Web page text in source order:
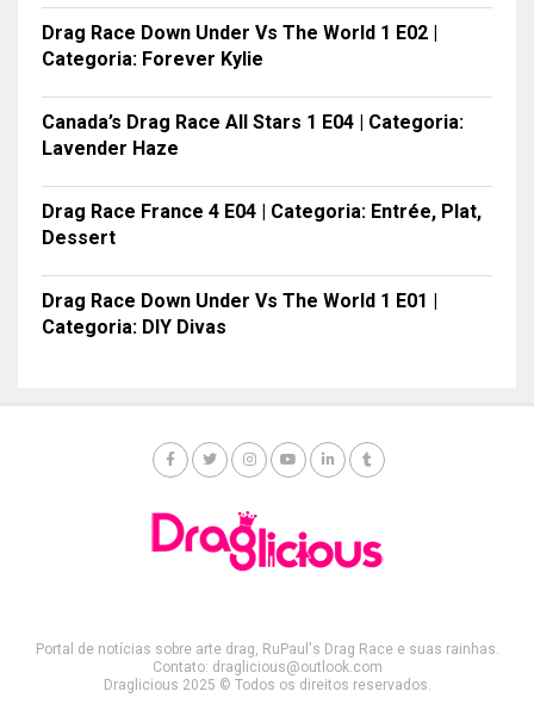
Drag Race Down Under Vs The World 1 E02 |
Categoria: Forever Kylie
Canada’s Drag Race All Stars 1 E04 | Categoria:
Lavender Haze
Drag Race France 4 E04 | Categoria: Entrée, Plat,
Dessert
Drag Race Down Under Vs The World 1 E01 |
Categoria: DIY Divas
Portal de notícias sobre arte drag, RuPaul's Drag Race e suas rainhas.
Contato: draglicious@outlook.com
Draglicious 2025 © Todos os direitos reservados.